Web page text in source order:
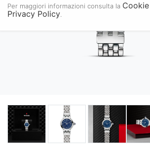
Per maggiori informazioni consulta la
Privacy Policy